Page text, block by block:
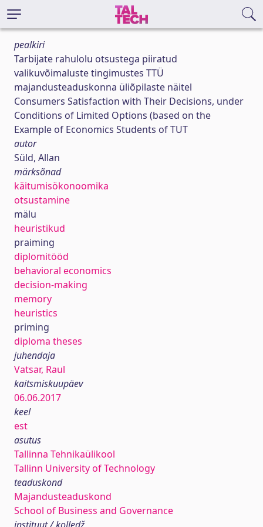
pealkiri
Tarbijate rahulolu otsustega piiratud
valikuvõimaluste tingimustes TTÜ
majandusteaduskonna üliõpilaste näitel
Consumers Satisfaction with Their Decisions, under
Conditions of Limited Options (based on the
Example of Economics Students of TUT
autor
Süld, Allan
märksõnad
käitumisökonoomika
otsustamine
mälu
heuristikud
praiming
diplomitööd
behavioral economics
decision-making
memory
heuristics
priming
diploma theses
juhendaja
Vatsar, Raul
kaitsmiskuupäev
06.06.2017
keel
est
asutus
Tallinna Tehnikaülikool
Tallinn University of Technology
teaduskond
Majandusteaduskond
School of Business and Governance